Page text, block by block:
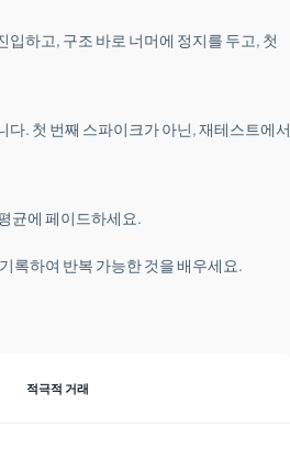
하고, 구조 바로 너머에 정지를 두고, 첫
. 첫 번째 스파이크가 아닌, 재테스트에서
균에 페이드하세요.
록하여 반복 가능한 것을 배우세요.
적극적 거래